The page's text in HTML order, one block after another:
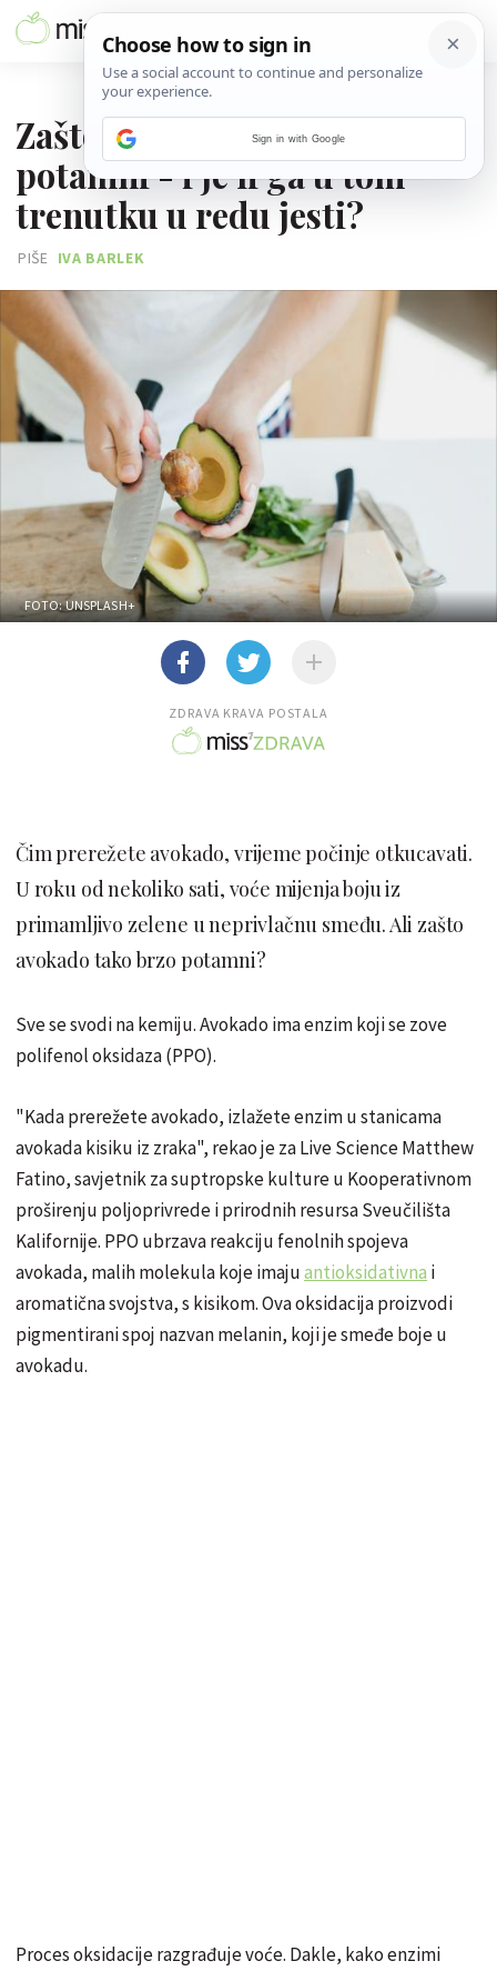
Zašto avokado tako brzo
potamni - i je li ga u tom
trenutku u redu jesti?
PIŠE IVA BARLEK
FOTO: UNSPLASH+
ZDRAVA KRAVA POSTALA
Čim prerežete avokado, vrijeme počinje otkucavati.
U roku od nekoliko sati, voće mijenja boju iz
primamljivo zelene u neprivlačnu smeđu. Ali zašto
avokado tako brzo potamni?
Sve se svodi na kemiju. Avokado ima enzim koji se zove
polifenol oksidaza (PPO).
"Kada prerežete avokado, izlažete enzim u stanicama
avokada kisiku iz zraka", rekao je za Live Science Matthew
Fatino, savjetnik za suptropske kulture u Kooperativnom
proširenju poljoprivrede i prirodnih resursa Sveučilišta
Kalifornije. PPO ubrzava reakciju fenolnih spojeva
avokada, malih molekula koje imajuantioksidativna i
aromatična svojstva, s kisikom. Ova oksidacija proizvodi
pigmentirani spoj nazvan melanin, koji je smeđe boje u
avokadu.
Proces oksidacije razgrađuje voće. Dakle, kako enzimi
Sign in with Google